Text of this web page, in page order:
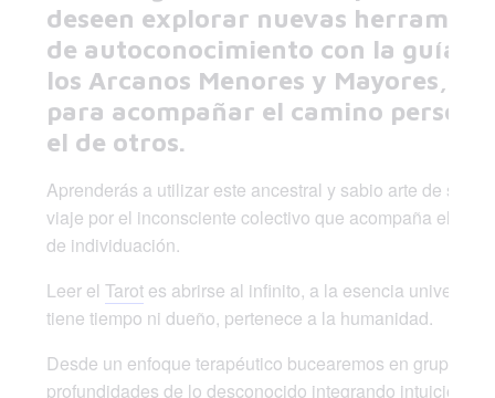
deseen explorar nuevas
de autoconocimiento con la guía
los Arcanos Menores y Mayores, ya
para acompañar el camino
el de otros.
Aprenderás a utilizar este ancestral y sabio arte de
viaje por el inconsciente colectivo que acompaña el
de individuación.
Leer elTarot es abrirse al infinito, a la esencia universal;
tiene tiempo ni dueño, pertenece a la humanidad.
Desde un enfoque terapéutico bucearemos en grupo por
profundidades de lo desconocido integrando intuición,